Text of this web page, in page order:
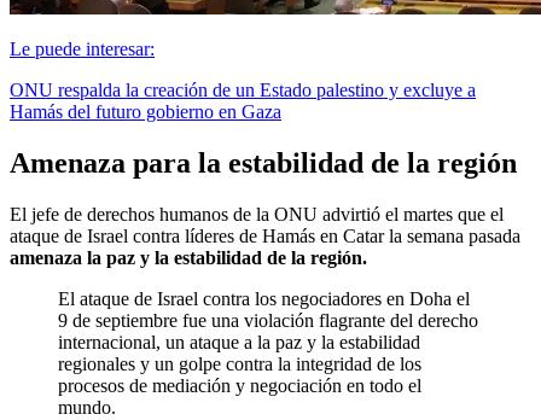
Le puede interesar:
ONU respalda la creación de un Estado palestino y excluye a
Hamás del futuro gobierno en Gaza
Amenaza para la estabilidad de la región
El jefe de derechos humanos de la ONU advirtió el martes que el
ataque de Israel contra líderes de Hamás en Catar la semana pasada
amenaza la paz y la estabilidad de la región.
El ataque de Israel contra los negociadores en Doha el
9 de septiembre fue una violación flagrante del derecho
internacional, un ataque a la paz y la estabilidad
regionales y un golpe contra la integridad de los
procesos de mediación y negociación en todo el
mundo.